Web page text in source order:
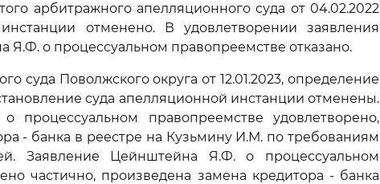
арбитражного апелляционного суда от 04.02.2022
отменено. В удовлетворении заявления
о процессуальном правопреемстве отказано.
суда Поволжского округа от 12.01.2023, определение
суда апелляционной инстанции отменены.
процессуальном правопреемстве удовлетворено,
- банка в реестре на Кузьмину И.М. по требованиям
Заявление Цейнштейна Я.Ф. о процессуальном
частично, произведена замена кредитора - банка